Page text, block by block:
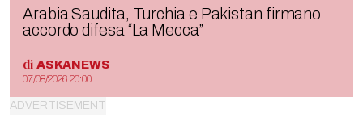
Arabia Saudita, Turchia e Pakistan firmano
accordo difesa “La Mecca”
di ASKANEWS
07/08/2026 20:00